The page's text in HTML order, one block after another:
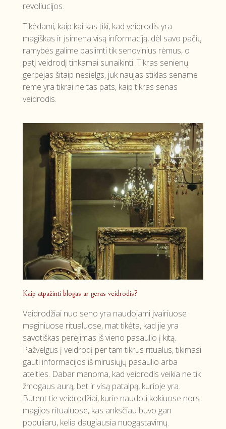
revoliucijos.
Tikėdami, kaip kai kas tiki, kad veidrodis yra
magiškas ir įsimena visą informaciją, dėl savo pačių
ramybės galime pasiimti tik senovinius rėmus, o
patį veidrodį tinkamai sunaikinti. Tikras senienų
gerbėjas šitaip nesielgs, juk naujas stiklas sename
rėme yra tikrai ne tas pats, kaip tikras senas
veidrodis.
Kaip atpažinti blogas ar geras veidrodis?
Veidrodžiai nuo seno yra naudojami įvairiuose
maginiuose ritualuose, mat tikėta, kad jie yra
savotiškas perėjimas iš vieno pasaulio į kitą.
Pažvelgus į veidrodį per tam tikrus ritualus, tikimasi
gauti informacijos iš mirusiųjų pasaulio arba
ateities. Dabar manoma, kad veidrodis veikia ne tik
žmogaus aurą, bet ir visą patalpą, kurioje yra.
Būtent tie veidrodžiai, kurie naudoti kokiuose nors
magijos ritualuose, kas anksčiau buvo gan
populiaru, kelia daugiausia nuogąstavimų.